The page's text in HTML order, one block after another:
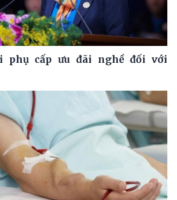
phụ cấp ưu đãi nghề đối với